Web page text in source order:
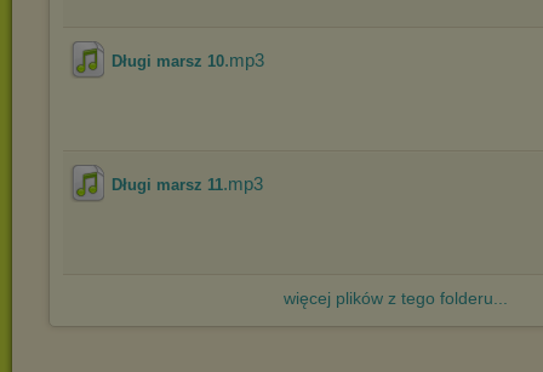
Długi marsz 10.mp3
Długi marsz 11.mp3
więcej plików z tego folderu...